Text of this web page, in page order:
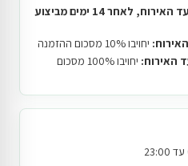
ביטול יותר מ-7 ימים לפני מועד האירוח, לאחר 14 ימים מביצוע
יחויבו 10% מסכום ההזמנה
יחויבו 100% מסכום